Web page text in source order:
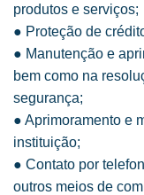
produtos e serviços;
● Proteção de
● Manutenção e
bem como na
segurança;
● Aprimoramento e
instituição;
● Contato por
outros meios de